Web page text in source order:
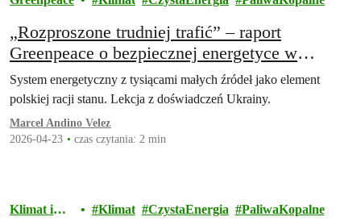
„Rozproszone trudniej trafić” – raport
Greenpeace o bezpiecznej energetyce w
warunkach wojennych na przykładzie Ukrainy
System energetyczny z tysiącami małych źródeł jako element
polskiej racji stanu. Lekcja z doświadczeń Ukrainy.
Marcel Andino Velez
2026-04-23
czas czytania: 2 min
Klimat i
Klimat CzystaEnergia
PaliwaKopalne